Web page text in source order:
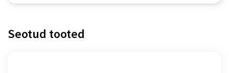
kogus
Seotud tooted